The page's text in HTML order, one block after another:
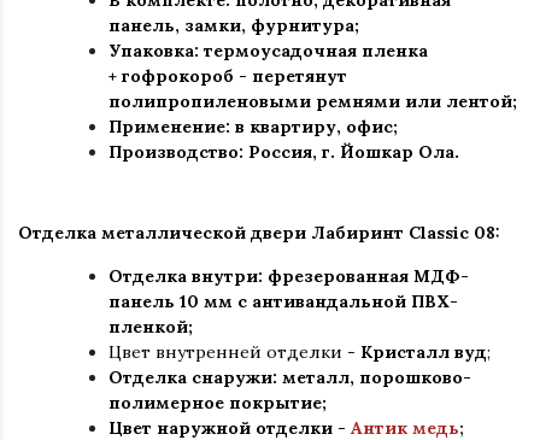
панель, замки, фурнитура;
Упаковка: термоусадочная пленка
+ гофрокороб - перетянут
полипропиленовыми ремнями или лентой;
Применение: в квартиру, офис;
Производство: Россия, г. Йошкар Ола.
Отделка металлической двери Лабиринт Classic 08:
Отделка внутри: фрезерованная МДФ-
панель 10 мм с антивандальной ПВХ-
пленкой;
Цвет внутренней отделки - Кристалл вуд;
Отделка снаружи: металл, порошково-
полимерное покрытие;
Цвет наружной отделки - Антик медь;